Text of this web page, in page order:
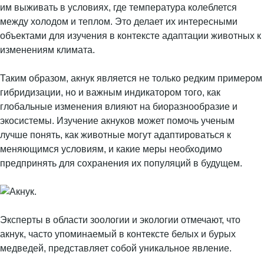
им выживать в условиях, где температура колеблется
между холодом и теплом. Это делает их интересными
объектами для изучения в контексте адаптации животных к
изменениям климата.
Таким образом, акнук является не только редким примером
гибридизации, но и важным индикатором того, как
глобальные изменения влияют на биоразнообразие и
экосистемы. Изучение акнуков может помочь ученым
лучше понять, как животные могут адаптироваться к
меняющимся условиям, и какие меры необходимо
предпринять для сохранения их популяций в будущем.
Эксперты в области зоологии и экологии отмечают, что
акнук, часто упоминаемый в контексте белых и бурых
медведей, представляет собой уникальное явление.